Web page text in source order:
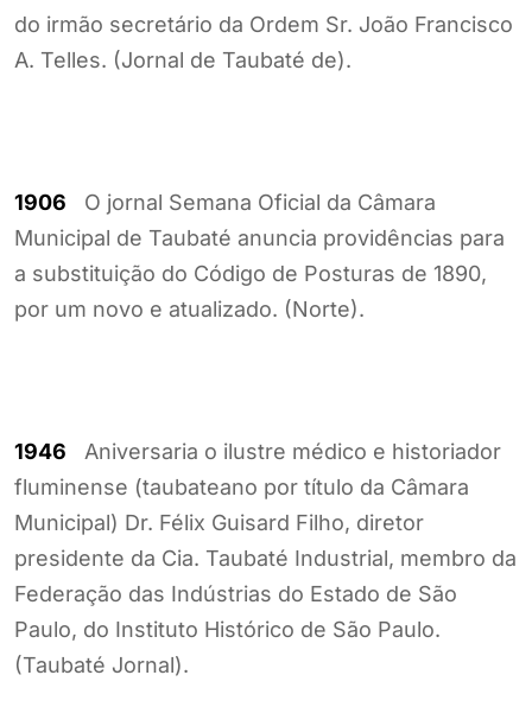
do irmão secretário da Ordem Sr. João Francisco
A. Telles. (Jornal de Taubaté de).
1906 O jornal Semana Oficial da Câmara
Municipal de Taubaté anuncia providências para
a substituição do Código de Posturas de 1890,
por um novo e atualizado. (Norte).
1946 Aniversaria o ilustre médico e historiador
fluminense (taubateano por título da Câmara
Municipal) Dr. Félix Guisard Filho, diretor
presidente da Cia. Taubaté Industrial, membro da
Federação das Indústrias do Estado de São
Paulo, do Instituto Histórico de São Paulo.
(Taubaté Jornal).